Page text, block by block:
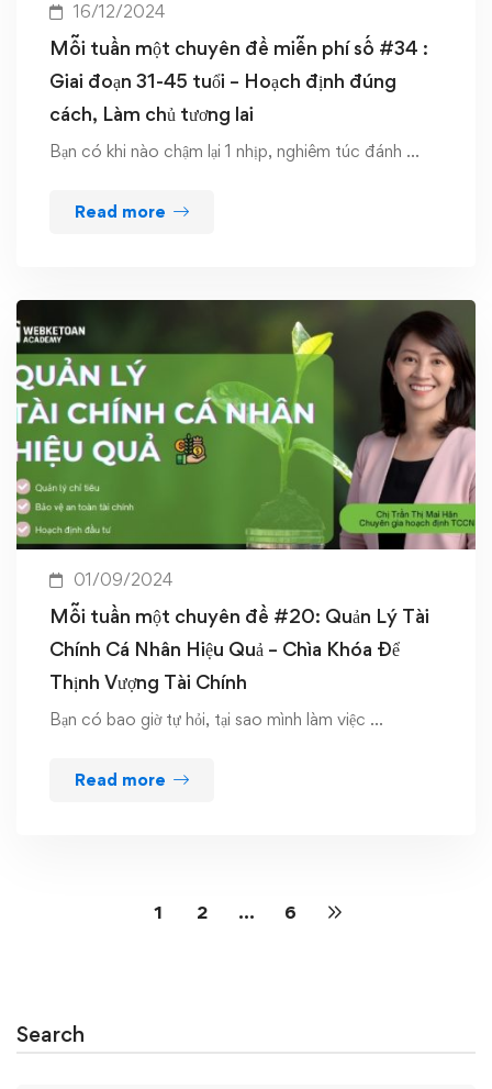
16/12/2024
Mỗi tuần một chuyên đề miễn phí số #34 :
Giai đoạn 31-45 tuổi – Hoạch định đúng
cách, Làm chủ tương lai
Bạn có khi nào chậm lại 1 nhịp, nghiêm túc đánh …
Read more
01/09/2024
Mỗi tuần một chuyên đề #20: Quản Lý Tài
Chính Cá Nhân Hiệu Quả – Chìa Khóa Để
Thịnh Vượng Tài Chính
Bạn có bao giờ tự hỏi, tại sao mình làm việc …
Read more
1 2 … 6
Search